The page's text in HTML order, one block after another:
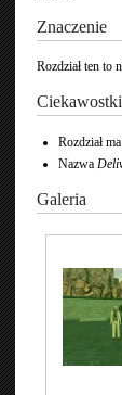
Znaczenie
Rozdział ten to
Ciekawostki
Rozdział
Nazwa
Galeria